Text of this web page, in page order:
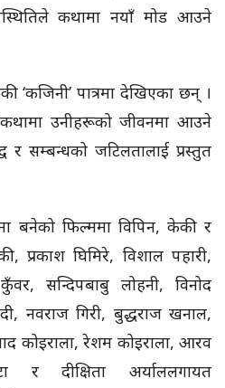
कथामा नयाँ मोड आउने
‘कजिनी’ पात्रमा देखिएका छन् ।
उनीहरूको जीवनमा आउने
र सम्बन्धको जटिलतालाई प्रस्तुत
बनेको फिल्ममा विपिन, केकी र
प्रकाश घिमिरे, विशाल पहारी,
सन्दिपबाबु लोहनी, विनोद
नवराज गिरी, बुद्धराज खनाल,
कोइराला, रेशम कोइराला, आरव
र दीक्षिता अर्याललगायत